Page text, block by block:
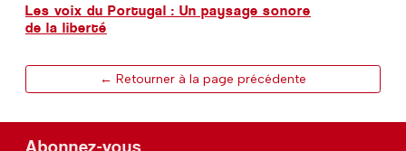
Les voix du Portugal : Un paysage sonore
de la liberté
← Retourner à la page précédente